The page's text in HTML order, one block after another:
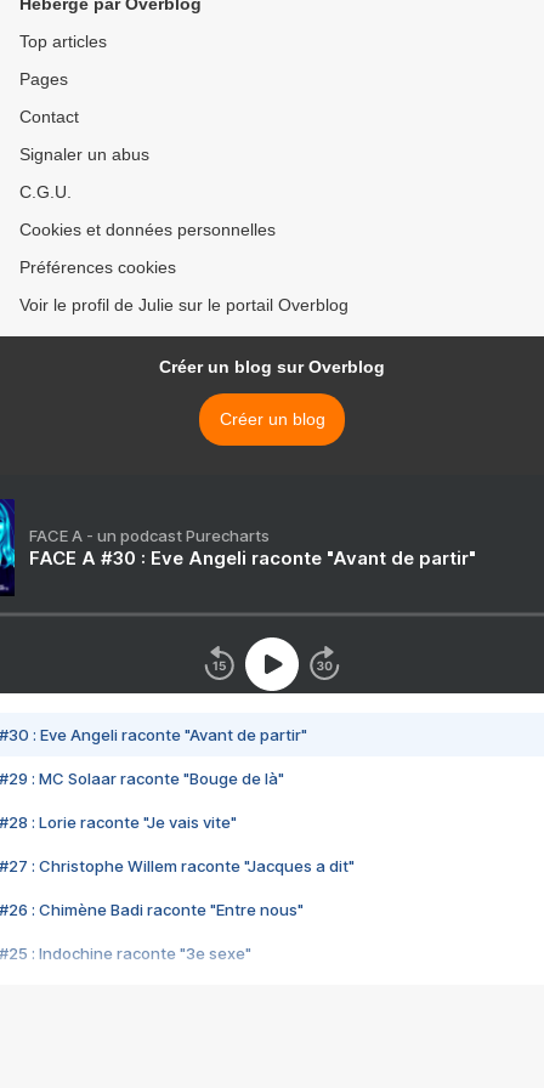
Top articles
Pages
Contact
Signaler un abus
C.G.U.
Cookies et données personnelles
Préférences cookies
Voir le profil de Julie sur le portail Overblog
Créer un blog sur Overblog
Créer un blog
FACE A - un podcast Purecharts
FACE A #30 : Eve Angeli raconte "Avant de partir"
#30 : Eve Angeli raconte "Avant de partir"
#29 : MC Solaar raconte "Bouge de là"
#28 : Lorie raconte "Je vais vite"
#27 : Christophe Willem raconte "Jacques a dit"
#26 : Chimène Badi raconte "Entre nous"
#25 : Indochine raconte "3e sexe"